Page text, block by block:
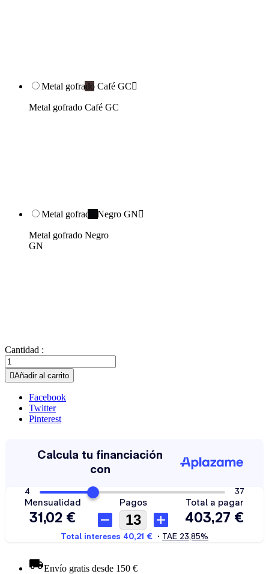
Metal gofrado Café GC
Metal gofrado Café GC
Metal gofrado Negro GN
Metal gofrado Negro
GN
Cantidad :
Añadir al carrito
Facebook
Twitter
Pinterest
Envío gratis desde 150 €